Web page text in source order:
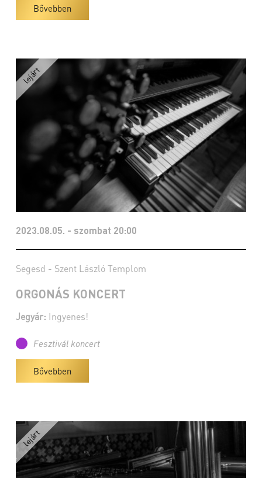
Bővebben
2023.08.05. - szombat 20:00
Segesd - Szent László Templom
ORGONÁS KONCERT
Jegyár: Ingyenes!
Fesztivál koncert
Bővebben